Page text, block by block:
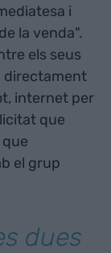
i
la venda".
els seus
directament
internet per
que
el grup
dues